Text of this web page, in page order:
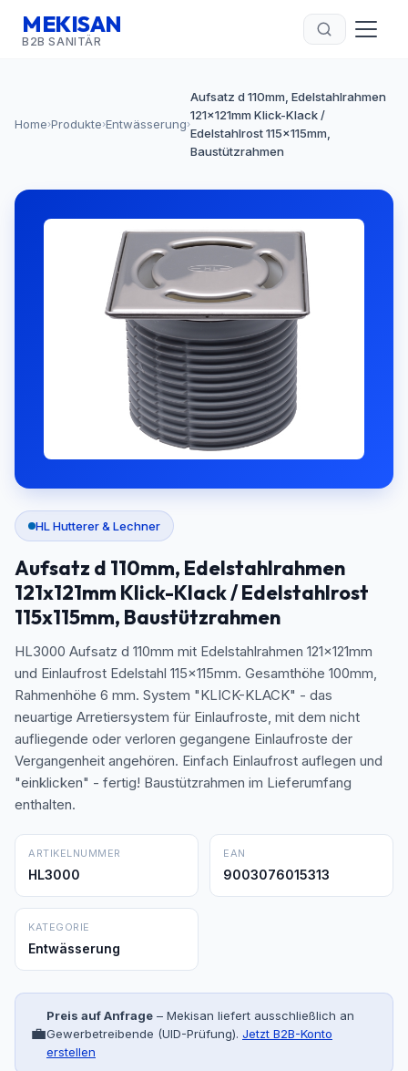
MEKISAN
B2B SANITÄR
Home›Produkte›Entwässerung›
Aufsatz d 110mm, Edelstahlrahmen
121x121mm Klick-Klack /
Edelstahlrost 115x115mm,
Baustützrahmen
HL Hutterer & Lechner
Aufsatz d 110mm, Edelstahlrahmen
121x121mm Klick-Klack / Edelstahlrost
115x115mm, Baustützrahmen
HL3000 Aufsatz d 110mm mit Edelstahlrahmen 121x121mm
und Einlaufrost Edelstahl 115x115mm. Gesamthöhe 100mm,
Rahmenhöhe 6 mm. System "KLICK-KLACK" - das
neuartige Arretiersystem für Einlaufroste, mit dem nicht
aufliegende oder verloren gegangene Einlaufroste der
Vergangenheit angehören. Einfach Einlaufrost auflegen und
"einklicken" - fertig! Baustützrahmen im Lieferumfang
enthalten.
ARTIKELNUMMER
HL3000
EAN
9003076015313
KATEGORIE
Entwässerung
💼
Preis auf Anfrage – Mekisan liefert ausschließlich an
Gewerbetreibende (UID-Prüfung). Jetzt B2B-Konto
erstellen